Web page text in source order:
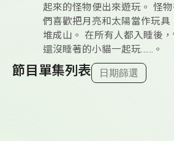
起來的怪物便出來遊玩。 怪
們喜歡把月亮和太陽當作玩具
堆成山。 在所有人都入睡後
還沒睡著的小貓一起玩……。
節目單集列表 日期篩選